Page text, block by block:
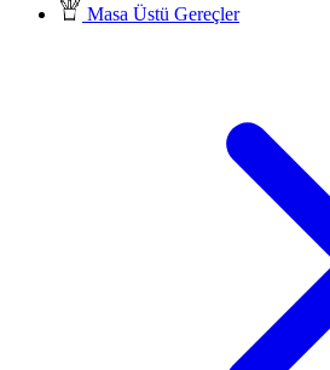
Masa Üstü Gereçler